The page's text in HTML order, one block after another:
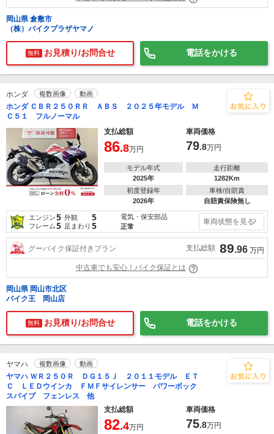
岡山県 倉敷市
（株）バイクプラザヤマノ
無料 お見積り/お問合せ 電話をかける
ホンダ 複数画像 動画
ホンダ ＣＢＲ２５０ＲＲ ＡＢＳ ２０２５年モデル Ｍ
Ｃ５１ フルノーマル
支払総額
車両価格
86.8万円 79.8万円
モデル年式
2025年
走行距離
1282Km
初度登録年
2026年
車検/自賠責
自賠責保険無し
エンジン5 外観 5
フレーム5 足まわり 5
電気・保安部品
正常
車両状態を見る
グーバイク保証付きプラン 支払総額 89.96 万円
中古車でも安心！バイク保証とは
岡山県 岡山市北区
バイク王 岡山店
無料 お見積り/お問合せ 電話をかける
ヤマハ 複数画像 動画
ヤマハ ＷＲ２５０Ｒ ＤＧ１５Ｊ ２０１１モデル ＥＴ
Ｃ ＬＥＤウインカ ＦＭＦサイレンサー パワーボック
スパイプ フェンレス 他
支払総額
車両価格
82.4万円 75.8万円